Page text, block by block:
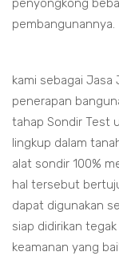
penyongkong
pembangunannya.
kami sebagai Jasa
penerapan
tahap Sondir Test
lingkup dalam
alat sondir 100%
hal tersebut
dapat digunakan
siap didirikan
keamanan yang